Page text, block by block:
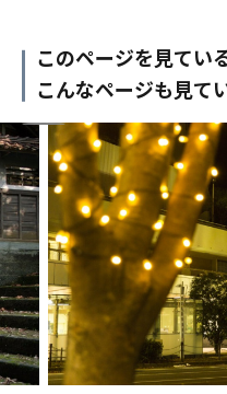
このページを見てい
こんなページも見て